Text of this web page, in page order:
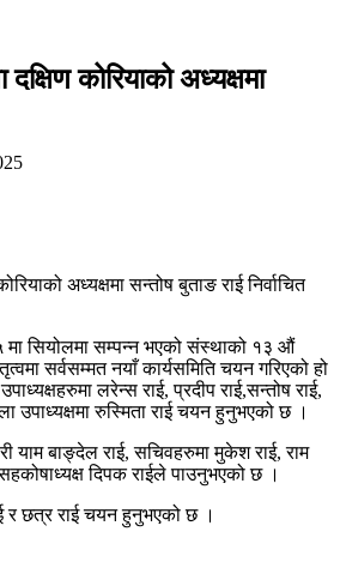
दक्षिण कोरियाको अध्यक्षमा
अध्यक्षमा सन्तोष बुताङ राई निर्वाचित
सियोलमा सम्पन्न भएको संस्थाको १३ औं
सर्वसम्मत नयाँ कार्यसमिति चयन गरिएको हो
लरेन्स राई, प्रदीप राई,सन्तोष राई,
उपाध्यक्षमा रुस्मिता राई चयन हुनुभएको छ ।
याम बाङ्देल राई, सचिवहरुमा मुकेश राई, राम
सहकोषाध्यक्ष दिपक राईले पाउनुभएको छ ।
र छत्र राई चयन हुनुभएको छ ।